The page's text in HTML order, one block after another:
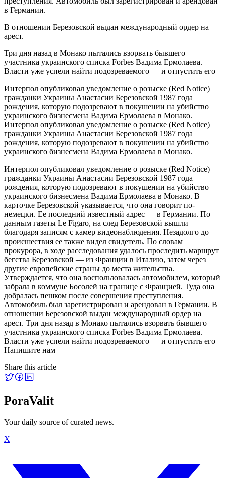
в Германии.
В отношении Березовской выдан международный ордер на
арест.
Три дня назад в Монако пытались взорвать бывшего
участника украинского списка Forbes Вадима Ермолаева.
Власти уже успели найти подозреваемого — и отпустить его
Интерпол опубликовал уведомление о розыске (Red Notice)
гражданки Украины Анастасии Березовской 1987 года
рождения, которую подозревают в покушении на убийство
украинского бизнесмена Вадима Ермолаева в Монако.
Интерпол опубликовал уведомление о розыске (Red Notice)
гражданки Украины Анастасии Березовской 1987 года
рождения, которую подозревают в покушении на убийство
украинского бизнесмена Вадима Ермолаева в Монако.
Интерпол опубликовал уведомление о розыске (Red Notice)
гражданки Украины Анастасии Березовской 1987 года
рождения, которую подозревают в покушении на убийство
украинского бизнесмена Вадима Ермолаева в Монако. В
карточке Березовской указывается, что она говорит по-
немецки. Ее последний известный адрес — в Германии. По
данным газеты Le Figaro, на след Березовской вышли
благодаря записям с камер видеонаблюдения. Незадолго до
происшествия ее также видел свидетель. По словам
прокурора, в ходе расследования удалось проследить маршрут
бегства Березовской — из Франции в Италию, затем через
другие европейские страны до места жительства.
Утверждается, что она воспользовалась автомобилем, который
забрала в коммуне Босолей на границе с Францией. Туда она
добралась пешком после совершения преступления.
Автомобиль был зарегистрирован и арендован в Германии. В
отношении Березовской выдан международный ордер на
арест. Три дня назад в Монако пытались взорвать бывшего
участника украинского списка Forbes Вадима Ермолаева.
Власти уже успели найти подозреваемого — и отпустить его
Напишите нам
Share this article
PoraValit
Your daily source of curated news.
X